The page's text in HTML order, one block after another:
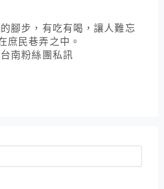
腳步，有吃有喝，讓人難忘
庶民巷弄之中。
南粉絲團私訊